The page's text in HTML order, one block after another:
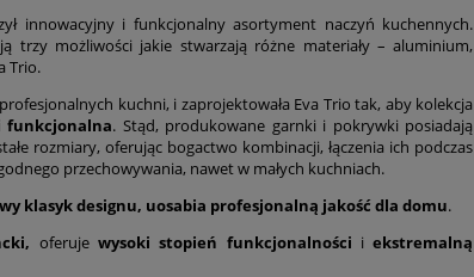
innowacyjny i funkcjonalny asortyment naczyń kuchennych.
trzy możliwości jakie stwarzają różne materiały – aluminium,
Trio.
kuchni, i zaprojektowała Eva Trio tak, aby kolekcja
funkcjonalna. Stąd, produkowane garnki i pokrywki posiadają
rozmiary, oferując bogactwo kombinacji, łączenia ich podczas
przechowywania, nawet w małych kuchniach.
klasyk designu, uosabia profesjonalną jakość dla domu.
oferujewysoki stopień funkcjonalności i ekstremalną